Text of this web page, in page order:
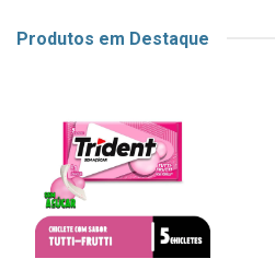
Produtos em Destaque